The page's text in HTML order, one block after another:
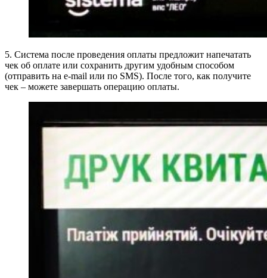
5. Система после проведения оплаты предложит напечатать
чек об оплате или сохранить другим удобным способом
(отправить на e-mail или по SMS). После того, как получите
чек – можете завершать операцию оплаты.